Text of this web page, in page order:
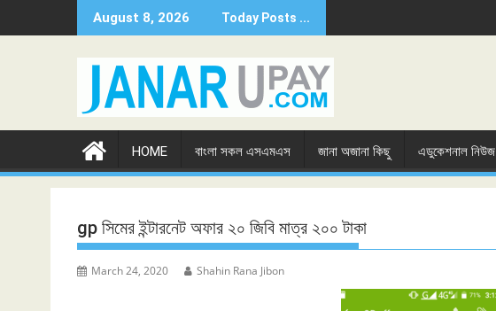
to
August 8, 2026 Today Posts ...
HOME বাংলা সকল এসএমএস জানা অজানা কিছু এডুকেশনাল নিউজ
gp সিমের ইন্টারনেট অফার ২০ জিবি মাত্র ২০০ টাকা
March 24, 2020 Shahin Rana Jibon